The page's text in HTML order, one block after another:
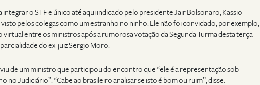
integrar o STF e único até aqui indicado pelo presidente Jair Bolsonaro, Kassio
visto pelos colegas como um estranho no ninho. Ele não foi convidado, por exemplo,
virtual entre os ministros após a rumorosa votação da Segunda Turma desta terça-
do ex-juiz Sergio Moro.
de um ministro que participou do encontro que “ele é a representação sob
no Judiciário”. “Cabe ao brasileiro analisar se isto é bom ou ruim”, disse.